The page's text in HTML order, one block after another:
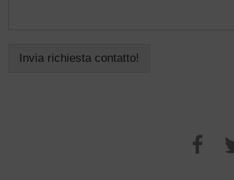
Invia richiesta contatto!